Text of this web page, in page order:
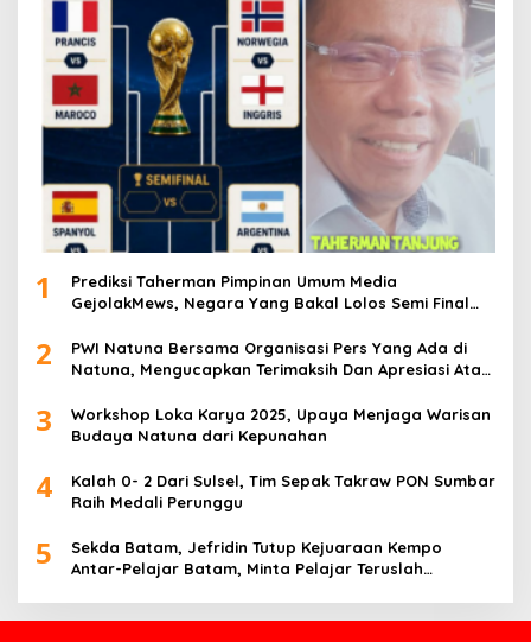
1
Prediksi Taherman Pimpinan Umum Media
GejolakMews, Negara Yang Bakal Lolos Semi Final
2
PWI Natuna Bersama Organisasi Pers Yang Ada di
Natuna, Mengucapkan Terimaksih Dan Apresiasi Atas
dan Insan Pers
3
Workshop Loka Karya 2025, Upaya Menjaga Warisan
Budaya Natuna dari Kepunahan
4
Kalah 0- 2 Dari Sulsel, Tim Sepak Takraw PON Sumbar
Raih Medali Perunggu
5
Sekda Batam, Jefridin Tutup Kejuaraan Kempo
Antar-Pelajar Batam, Minta Pelajar Teruslah